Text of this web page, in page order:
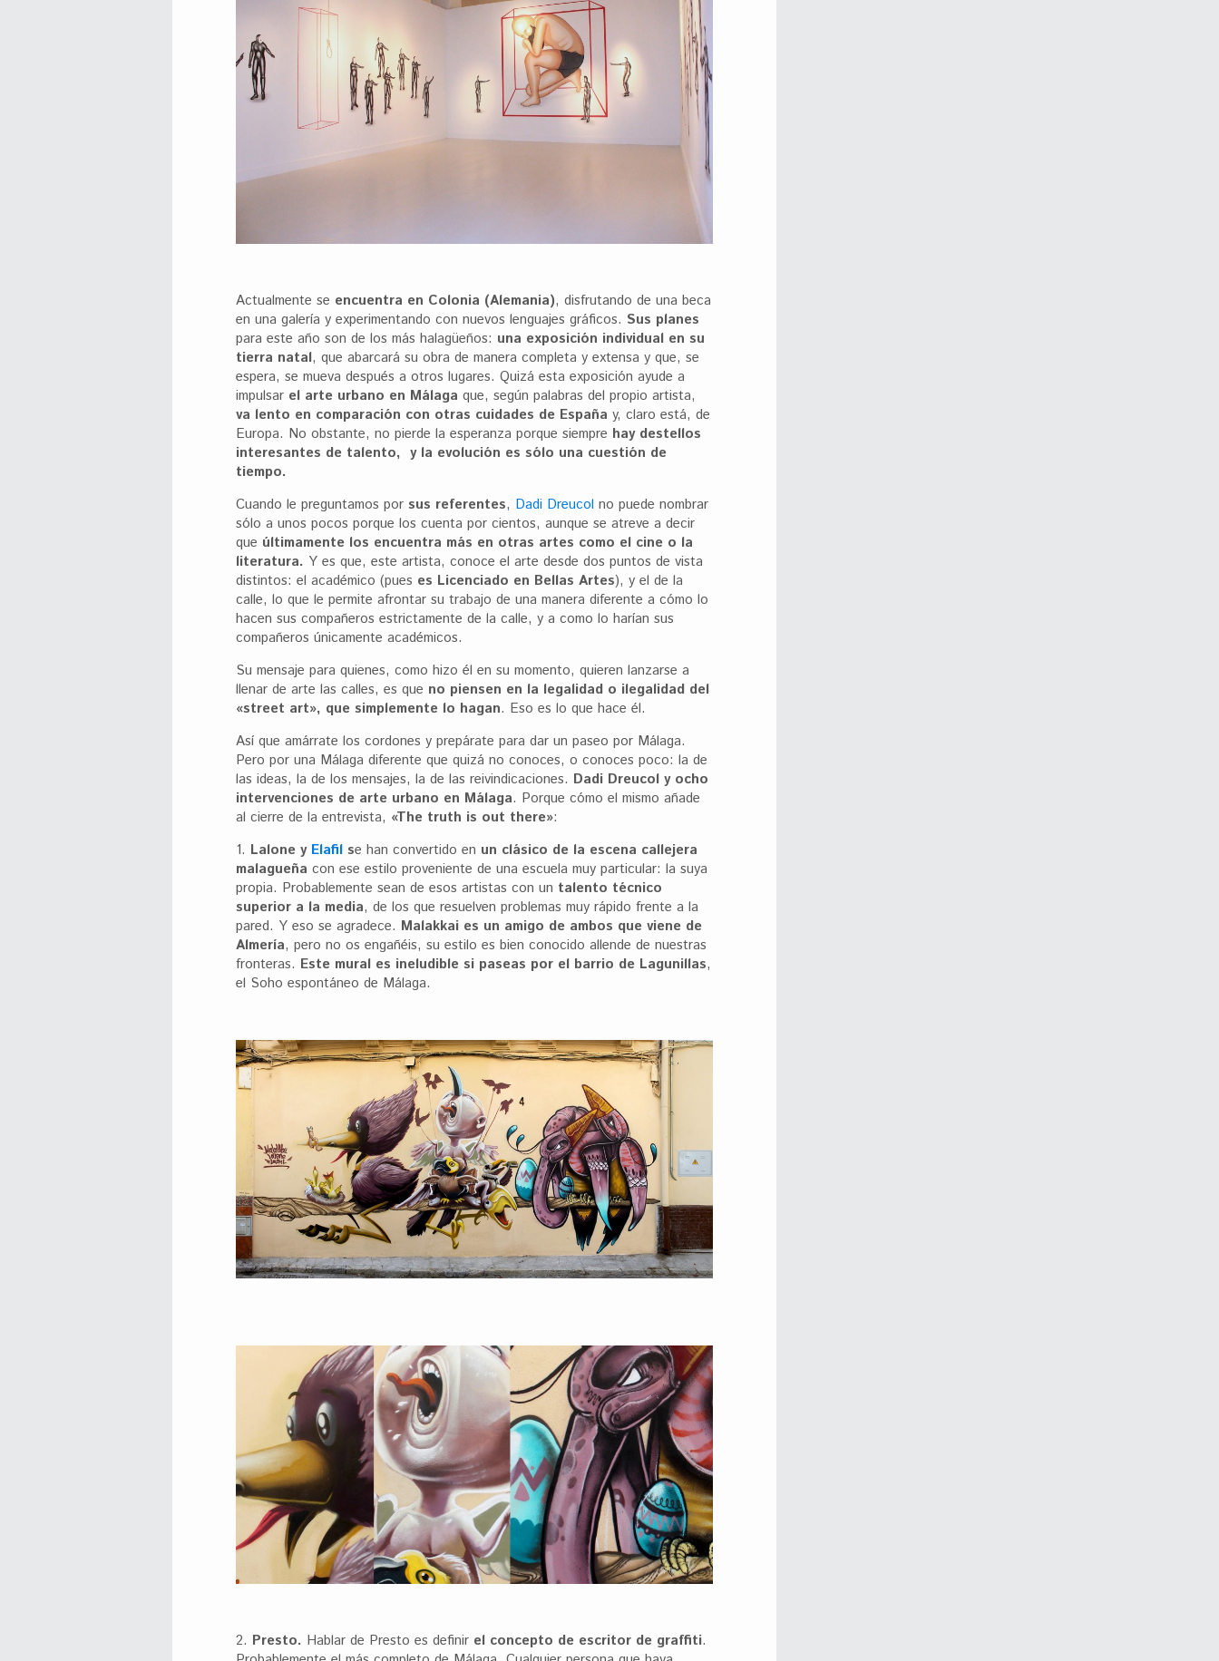
Actualmente se encuentra en Colonia (Alemania), disfrutando de una beca
en una galería y experimentando con nuevos lenguajes gráficos. Sus planes
para este año son de los más halagüeños: una exposición individual en su
tierra natal, que abarcará su obra de manera completa y extensa y que, se
espera, se mueva después a otros lugares. Quizá esta exposición ayude a
impulsar el arte urbano en Málaga que, según palabras del propio artista,
va lento en comparación con otras cuidades de España y, claro está, de
Europa. No obstante, no pierde la esperanza porque siempre hay destellos
interesantes de talento, y la evolución es sólo una cuestión de
tiempo.
Cuando le preguntamos por sus referentes, Dadi Dreucol no puede nombrar
sólo a unos pocos porque los cuenta por cientos, aunque se atreve a decir
que últimamente los encuentra más en otras artes como el cine o la
literatura. Y es que, este artista, conoce el arte desde dos puntos de vista
distintos: el académico (pues es Licenciado en Bellas Artes), y el de la
calle, lo que le permite afrontar su trabajo de una manera diferente a cómo lo
hacen sus compañeros estrictamente de la calle, y a como lo harían sus
compañeros únicamente académicos.
Su mensaje para quienes, como hizo él en su momento, quieren lanzarse a
llenar de arte las calles, es que no piensen en la legalidad o ilegalidad del
«street art», que simplemente lo hagan. Eso es lo que hace él.
Así que amárrate los cordones y prepárate para dar un paseo por Málaga.
Pero por una Málaga diferente que quizá no conoces, o conoces poco: la de
las ideas, la de los mensajes, la de las reivindicaciones. Dadi Dreucol y ocho
intervenciones de arte urbano en Málaga. Porque cómo el mismo añade
al cierre de la entrevista, «The truth is out there»:
1. Lalone y Elafil se han convertido en un clásico de la escena callejera
malagueña con ese estilo proveniente de una escuela muy particular: la suya
propia. Probablemente sean de esos artistas con un talento técnico
superior a la media, de los que resuelven problemas muy rápido frente a la
pared. Y eso se agradece. Malakkai es un amigo de ambos que viene de
Almería, pero no os engañéis, su estilo es bien conocido allende de nuestras
fronteras. Este mural es ineludible si paseas por el barrio de Lagunillas,
el Soho espontáneo de Málaga.
2. Presto. Hablar de Presto es definir el concepto de escritor de graffiti.